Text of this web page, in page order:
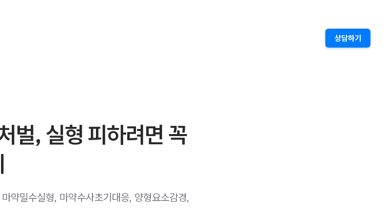
상담하기
벌, 실형 피하려면 꼭
약밀수실형, 마약수사초기대응, 양형요소감경,